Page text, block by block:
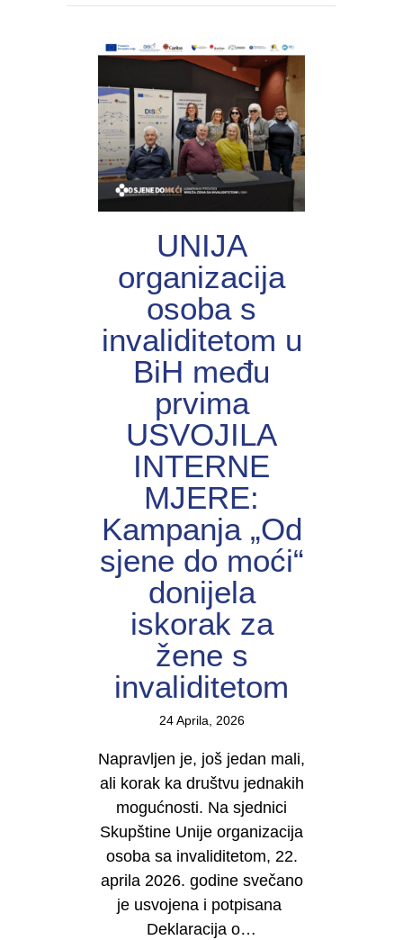
UNIJА
organizacija
osoba s
invaliditetom u
BiH među
prvima
USVOJILA
INTERNE
MJERE:
Kampanja „Od
sjene do moći“
donijela
iskorak za
žene s
invaliditetom
24 Aprila, 2026
Napravljen je, još jedan mali,
ali korak ka društvu jednakih
mogućnosti. Na sjednici
Skupštine Unije organizacija
osoba sa invaliditetom, 22.
aprila 2026. godine svečano
je usvojena i potpisana
Deklaracija o…